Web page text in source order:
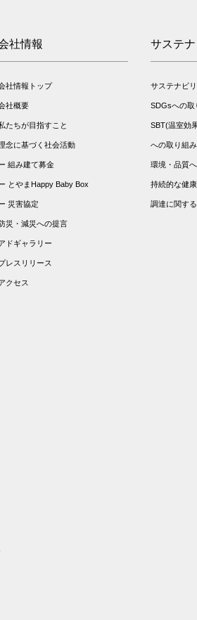
社情報
社情報トップ
社概要
たちが目指すこと
念に基づく社会活動
組み建て募金
とやまHappy Baby Box
災害協定
災・減災への提言
ドギャラリー
レスリリース
クセス
サステ
サステナビ
SDGsへの取
SBT(温室効
への取り組み
環境・品質
持続的な健
調達に関す